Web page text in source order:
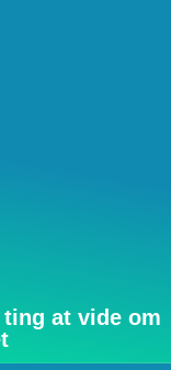
ting at vide om